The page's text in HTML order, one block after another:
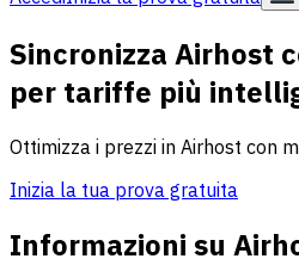
Sincronizza Airhost
per tariffe più
Ottimizza i prezzi in Airhost con
Inizia la tua prova gratuita
Informazioni su